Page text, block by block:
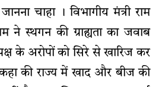
चाहा । विभागीय मंत्री राम
ने स्थगन की ग्राह्यता का जवाब
के अरोपों को सिरे से खारिज कर
की राज्य में खाद और बीज की